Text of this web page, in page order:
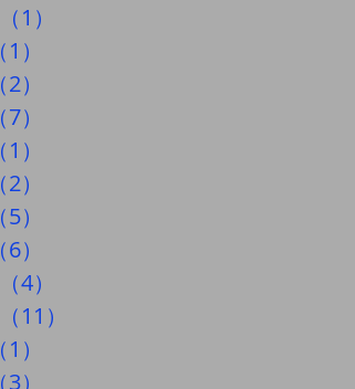
（1）
（1）
（2）
（7）
（1）
（2）
（5）
（6）
（4）
（11）
（1）
（3）